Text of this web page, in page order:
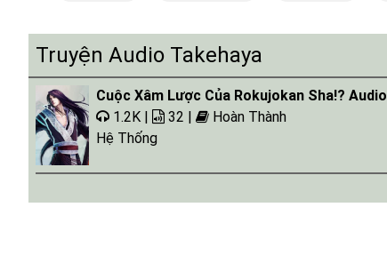
Truyện Audio Takehaya
Cuộc Xâm Lược Của Rokujokan Sha!? Audio
1.2K |
32 |
Hoàn Thành
Hệ Thống